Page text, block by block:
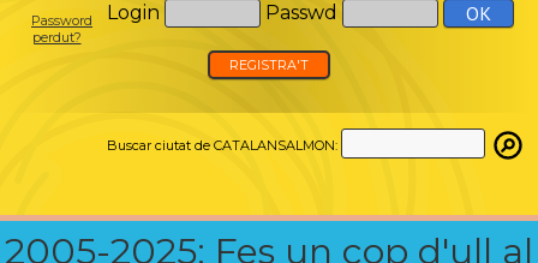
Login Passwd
Password
perdut?
REGISTRA'T
Buscar ciutat de CATALANSALMON:
2005-2025: Fes un cop d'ull al